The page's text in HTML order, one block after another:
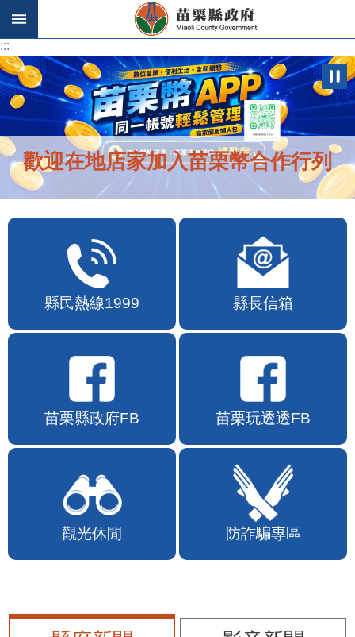
跳到主要內容區塊
:::
:::
歡迎在地店家加入苗栗幣合作行列
縣民熱線1999 縣長信箱
苗栗縣政府FB 苗栗玩透透FB
觀光休閒 防詐騙專區